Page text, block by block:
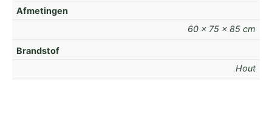
Afmetingen
60 × 75 × 85 cm
Brandstof
Hout